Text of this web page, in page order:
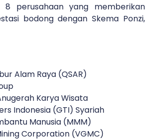
8 perusahaan yang memberikan
bodong dengan Skema Ponzi,
Alam Raya (QSAR)
Karya Wisata
Indonesia (GTI) Syariah
Manusia (MMM)
Corporation (VGMC)